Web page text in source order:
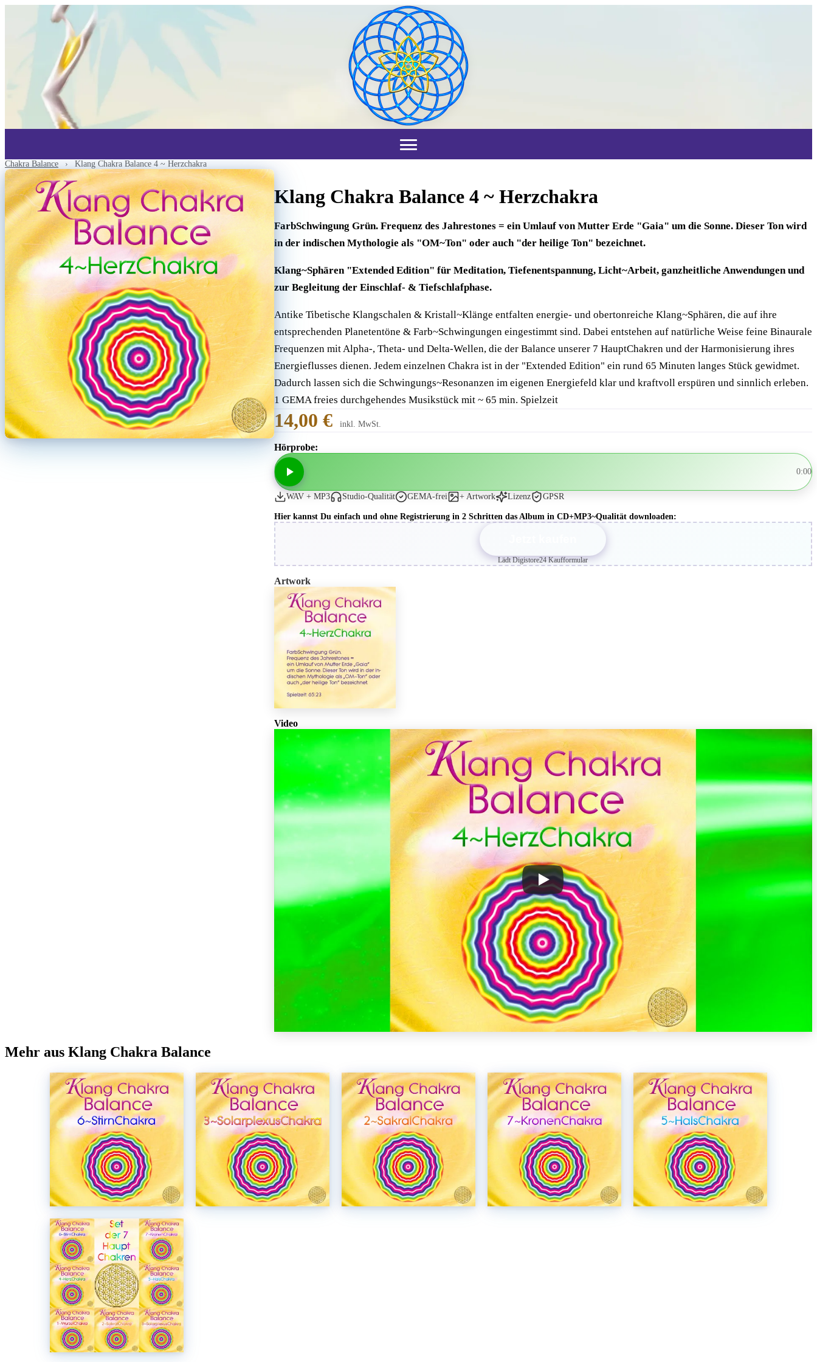
Chakra Balance › Klang Chakra Balance 4 ~ Herzchakra
Klang Chakra Balance 4 ~ Herzchakra
FarbSchwingung Grün. Frequenz des Jahrestones = ein Umlauf von Mutter Erde "Gaia" um die Sonne. Dieser Ton wird
in der indischen Mythologie als "OM~Ton" oder auch "der heilige Ton" bezeichnet.
Klang~Sphären "Extended Edition" für Meditation, Tiefenentspannung, Licht~Arbeit, ganzheitliche Anwendungen und
zur Begleitung der Einschlaf- & Tiefschlafphase.
Antike Tibetische Klangschalen & Kristall~Klänge entfalten energie- und obertonreiche Klang~Sphären, die auf ihre
entsprechenden Planetentöne & Farb~Schwingungen eingestimmt sind. Dabei entstehen auf natürliche Weise feine Binaurale
Frequenzen mit Alpha-, Theta- und Delta-Wellen, die der Balance unserer 7 HauptChakren und der Harmonisierung ihres
Energieflusses dienen. Jedem einzelnen Chakra ist in der "Extended Edition" ein rund 65 Minuten langes Stück gewidmet.
Dadurch lassen sich die Schwingungs~Resonanzen im eigenen Energiefeld klar und kraftvoll erspüren und sinnlich erleben.
1 GEMA freies durchgehendes Musikstück mit ~ 65 min. Spielzeit
14,00 € inkl. MwSt.
Hörprobe:
0:00
WAV + MP3 Studio-Qualität GEMA-frei + Artwork Lizenz GPSR
Hier kannst Du einfach und ohne Registrierung in 2 Schritten das Album in CD+MP3~Qualität downloaden:
Lädt Digistore24 Kaufformular
Artwork
Video
Mehr aus Klang Chakra Balance